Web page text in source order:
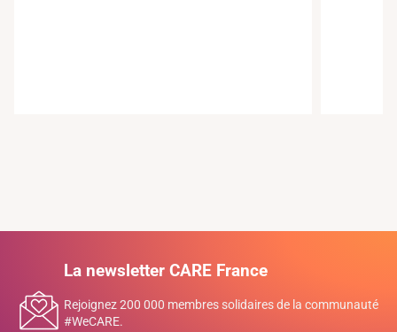
La newsletter CARE France
Rejoignez 200 000 membres solidaires de la communauté
#WeCARE.